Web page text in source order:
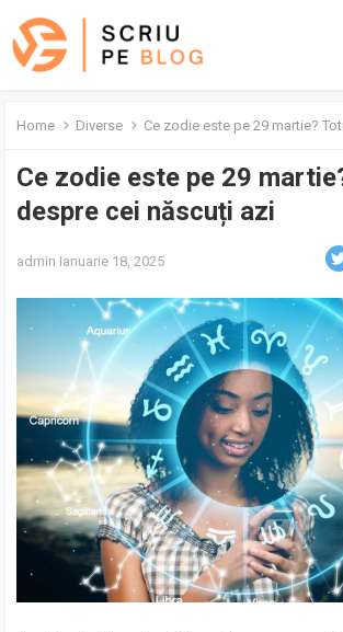
Home Diverse Ce zodie este pe 29 martie? Totul
Ce zodie este pe 29
despre cei născuți azi
admin Ianuarie 18, 2025